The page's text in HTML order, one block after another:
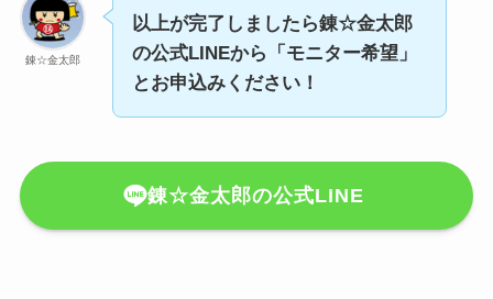
錬☆金太郎
以上が完了しましたら錬☆金太郎
の公式LINEから「モニター希望」
とお申込みください！
錬☆金太郎の公式LINE